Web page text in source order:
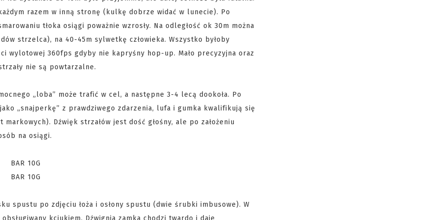
razem w inną stronę (kulkę dobrze widać w lunecie). Po
tłoka osiągi poważnie wzrosły. Na odległość ok 30m można
strzelca), na 40-45m sylwetkę człowieka. Wszystko byłoby
wylotowej 360fps gdyby nie kapryśny hop-up. Mało precyzyjna oraz
nie są powtarzalne.
„loba” może trafić w cel, a następne 3-4 lecą dookoła. Po
„snajperkę” z prawdziwego zdarzenia, lufa i gumka kwalifikują się
Dźwięk strzałów jest dość głośny, ale po założeniu
na osiągi.
spustu po zdjęciu łoża i osłony spustu (dwie śrubki imbusowe). W
kciukiem. Dźwignia zamka chodzi twardo i daje